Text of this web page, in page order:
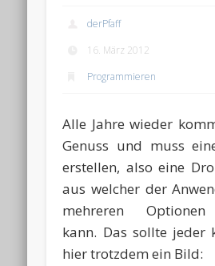
derPfaff
16. März 2012
Programmieren
Alle Jahre wieder
Genuss und muss
erstellen, also eine
aus welcher der
mehreren Optionen
kann. Das sollte jeder
hier trotzdem ein Bild: